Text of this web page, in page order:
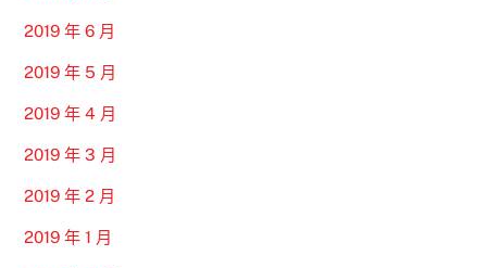
2019 年 6 月
2019 年 5 月
2019 年 4 月
2019 年 3 月
2019 年 2 月
2019 年 1 月